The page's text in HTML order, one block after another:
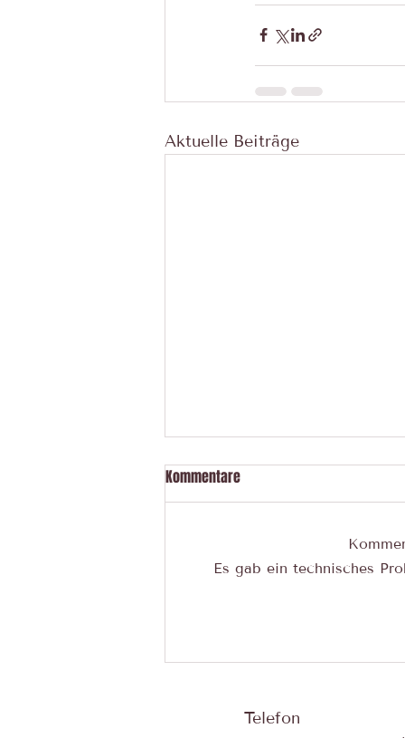
Aktuelle Beiträge
Urlaub jetzt anders packe
Kommentare
Es gab ein technisches
Telefon